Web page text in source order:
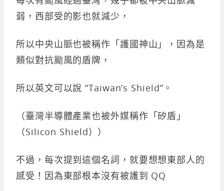
弱，西部受的影也就減少，
所以中央山脈也被稱作「護國神山」，因為是
類似對抗颱風的盾牌，
所以英文可以說 “Taiwan’s Shield”。
（臺灣半導體產業也被外媒稱作「矽盾」
（Silicon Shield））
不過，每次提到這個名詞，就要想想東部人的
感受！因為東部根本沒有被護到 QQ